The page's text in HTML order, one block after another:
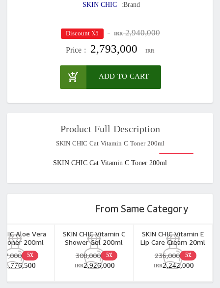
Brand:
SKIN CHIC
2,940,000
IRR ٪5 Discount
Price : 2,793,000 IRR
ADD TO CART
Product Full Description
SKIN CHIC Cat Vitamin C Toner 200ml
SKIN CHIC Cat Vitamin C Toner 200ml
From Same Category
Aloe Vera
200ml
5٪
1,776,500
SKIN CHIC Vitamin C
Shower Gel 200ml
5٪ 308,000
2,926,000
IRR
SKIN CHIC Vitamin E
Lip Care Cream 20ml
5٪ 236,000
2,242,000
IRR